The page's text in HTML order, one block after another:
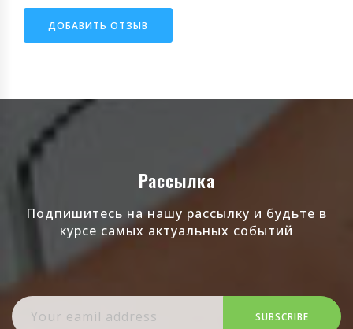
ДОБАВИТЬ ОТЗЫВ
Рассылка
Подпишитесь на нашу рассылку и будьте в
курсе самых актуальных событий
SUBSCRIBE